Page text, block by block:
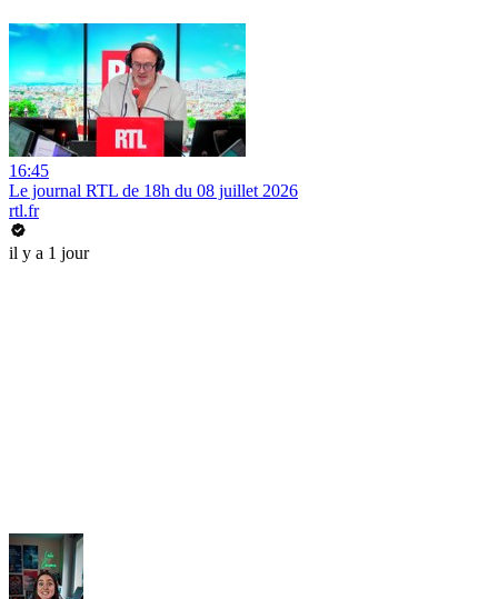
16:45
Le journal RTL de 18h du 08 juillet 2026
rtl.fr
il y a 1 jour